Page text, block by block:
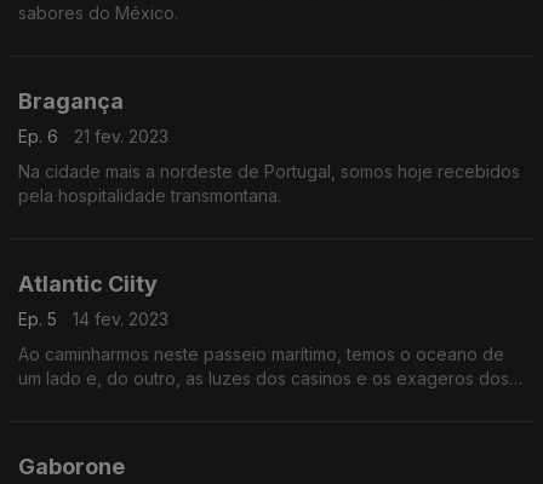
sabores do México.
Bragança
Ep. 6
21 fev. 2023
Na cidade mais a nordeste de Portugal, somos hoje recebidos
pela hospitalidade transmontana.
Atlantic Ciity
Ep. 5
14 fev. 2023
Ao caminharmos neste passeio marítimo, temos o oceano de
um lado e, do outro, as luzes dos casinos e os exageros dos
Gaborone